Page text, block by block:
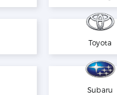
Toyota
Subaru